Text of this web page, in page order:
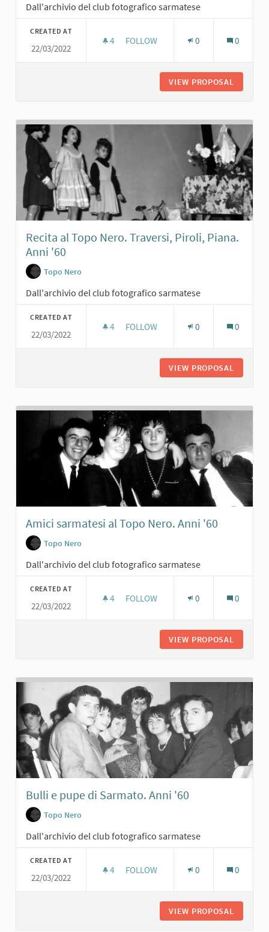
Dall'archivio del club fotografico sarmatese
CREATED AT
22/03/2022
4 4 FOLLOWERS
FOLLOW 0 0
VIEW PROPOSAL
Recita al Topo Nero. Traversi, Piroli, Piana.
Anni '60
Topo Nero
Dall'archivio del club fotografico sarmatese
CREATED AT
22/03/2022
4 4 FOLLOWERS
FOLLOW 0 0
VIEW PROPOSAL
Amici sarmatesi al Topo Nero. Anni '60
Topo Nero
Dall'archivio del club fotografico sarmatese
CREATED AT
22/03/2022
4 4 FOLLOWERS
FOLLOW 0 0
VIEW PROPOSAL
Bulli e pupe di Sarmato. Anni '60
Topo Nero
Dall'archivio del club fotografico sarmatese
CREATED AT
22/03/2022
4 4 FOLLOWERS
FOLLOW 0 0
VIEW PROPOSAL